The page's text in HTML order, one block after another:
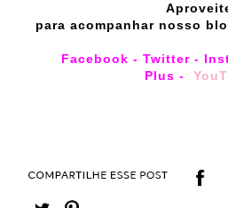
para acompanhar nosso
Facebook - Twitter -
Plus -